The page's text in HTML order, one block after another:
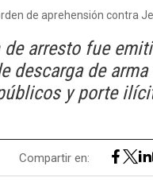
de aprehensión contra
de arresto fue
descarga de
y porte
Compartir en: